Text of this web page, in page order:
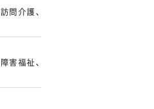
訪問介護、居宅介護、重度訪問介護、
障害福祉、障害児。請求、過去分の修